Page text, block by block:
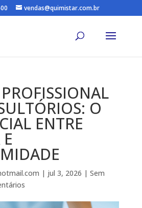
vendas@quimistar.com.br
O
ENTRE
| jul 3, 2026 | Sem